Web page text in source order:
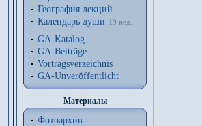
География лекций
Календарь души
19 нед.
GA-Katalog
GA-Beiträge
Vortragsverzeichnis
GA-Unveröffentlicht
Материалы
Фотоархив